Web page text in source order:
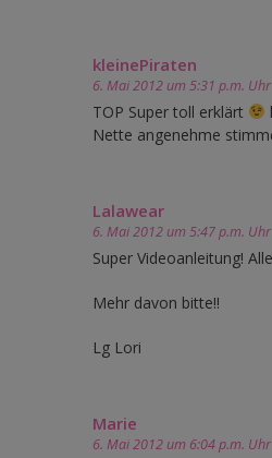
kleinePiraten
6. Mai 2012 um 5:31 p.m. Uhr
TOP Super toll erklärt
Nette angenehme
Lalawear
6. Mai 2012 um 5:47 p.m. Uhr
Super Videoanleitung!
Mehr davon bitte!!
Lg Lori
Marie
6. Mai 2012 um 6:04 p.m. Uhr